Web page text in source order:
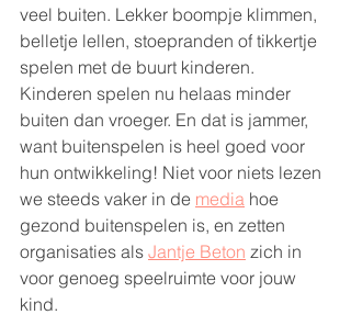
veel buiten. Lekker boompje klimmen,
belletje lellen, stoepranden of tikkertje
spelen met de buurt kinderen.
Kinderen spelen nu helaas minder
buiten dan vroeger. En dat is jammer,
want buitenspelen is heel goed voor
hun ontwikkeling! Niet voor niets lezen
we steeds vaker in de media hoe
gezond buitenspelen is, en zetten
organisaties als Jantje Beton zich in
voor genoeg speelruimte voor jouw
kind.